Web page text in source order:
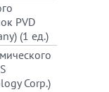
PVD
(1 ед.)
Corp.)